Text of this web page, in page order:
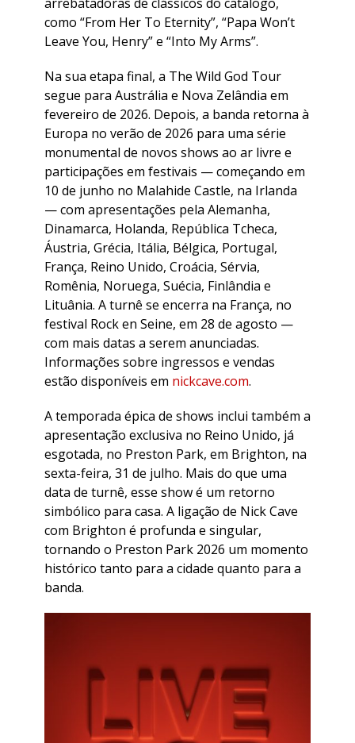
como “From Her To Eternity”, “Papa Won’t
Leave You, Henry” e “Into My Arms”.
Na sua etapa final, a The Wild God Tour
segue para Austrália e Nova Zelândia em
fevereiro de 2026. Depois, a banda retorna à
Europa no verão de 2026 para uma série
monumental de novos shows ao ar livre e
participações em festivais — começando em
10 de junho no Malahide Castle, na Irlanda
— com apresentações pela Alemanha,
Dinamarca, Holanda, República Tcheca,
Áustria, Grécia, Itália, Bélgica, Portugal,
França, Reino Unido, Croácia, Sérvia,
Romênia, Noruega, Suécia, Finlândia e
Lituânia. A turnê se encerra na França, no
festival Rock en Seine, em 28 de agosto —
com mais datas a serem anunciadas.
Informações sobre ingressos e vendas
estão disponíveis em nickcave.com.
A temporada épica de shows inclui também a
apresentação exclusiva no Reino Unido, já
esgotada, no Preston Park, em Brighton, na
sexta-feira, 31 de julho. Mais do que uma
data de turnê, esse show é um retorno
simbólico para casa. A ligação de Nick Cave
com Brighton é profunda e singular,
tornando o Preston Park 2026 um momento
histórico tanto para a cidade quanto para a
banda.